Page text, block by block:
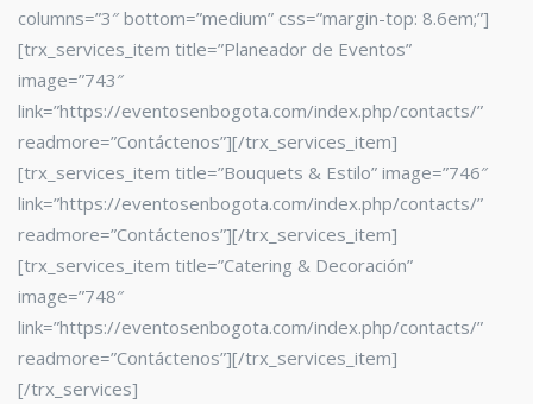
columns=”3″ bottom=”medium” css=”margin-top: 8.6em;”]
[trx_services_item title=”Planeador de Eventos”
image=”743″
link=”https://eventosenbogota.com/index.php/contacts/”
readmore=”Contáctenos”][/trx_services_item]
[trx_services_item title=”Bouquets & Estilo” image=”746″
link=”https://eventosenbogota.com/index.php/contacts/”
readmore=”Contáctenos”][/trx_services_item]
[trx_services_item title=”Catering & Decoración”
image=”748″
link=”https://eventosenbogota.com/index.php/contacts/”
readmore=”Contáctenos”][/trx_services_item]
[/trx_services]